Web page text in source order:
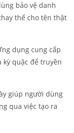
bảo vệ danh
thế cho tên thật
dụng cung cấp
kỳ quặc để truyền
giúp người dùng
qua việc tạo ra